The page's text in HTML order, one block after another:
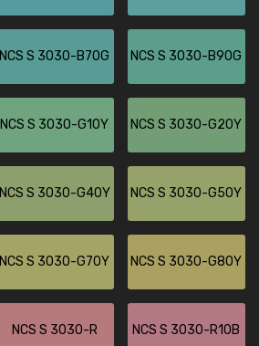
NCS S 3030-B70G NCS S 3030-B90G
NCS S 3030-G10Y NCS S 3030-G20Y
NCS S 3030-G40Y NCS S 3030-G50Y
NCS S 3030-G70Y NCS S 3030-G80Y
NCS S 3030-R NCS S 3030-R10B